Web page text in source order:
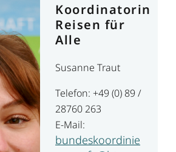
Koordinatorin
Reisen für
Alle
Susanne Traut
Telefon: +49 (0) 89 /
28760 263
E-Mail:
bundeskoordinie